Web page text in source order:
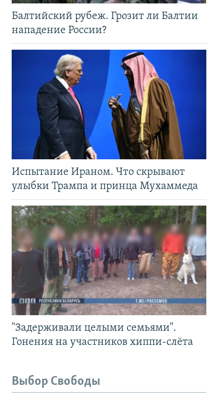
Балтийский рубеж. Грозит ли Балтии
нападение России?
Испытание Ираном. Что скрывают
улыбки Трампа и принца Мухаммеда
"Задерживали целыми семьями".
Гонения на участников хиппи-слёта
Выбор Свободы